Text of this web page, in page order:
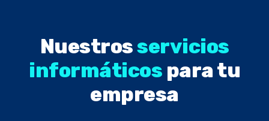
Nuestrosservicios
informáticos para tu
empresa